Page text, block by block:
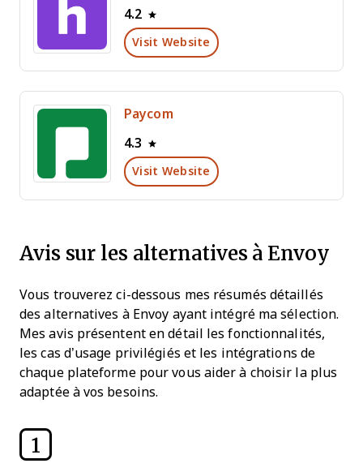
4.2
Visit Website
Paycom
4.3
Visit Website
Avis sur les alternatives à Envoy
Vous trouverez ci-dessous mes résumés détaillés
des alternatives à Envoy ayant intégré ma sélection.
Mes avis présentent en détail les fonctionnalités,
les cas d’usage privilégiés et les intégrations de
chaque plateforme pour vous aider à choisir la plus
adaptée à vos besoins.
1